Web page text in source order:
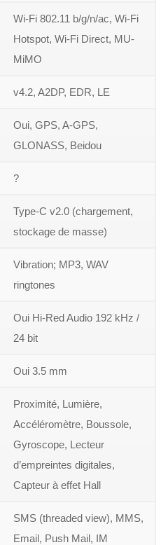
Wi-Fi 802.11 b/g/n/ac, Wi-Fi
Hotspot, Wi-Fi Direct, MU-
MiMO
v4.2, A2DP, EDR, LE
Oui, GPS, A-GPS,
GLONASS, Beidou
?
Type-C v2.0 (chargement,
stockage de masse)
Vibration; MP3, WAV
ringtones
Oui Hi-Red Audio 192 kHz /
24 bit
Oui 3.5 mm
Proximité, Lumière,
Accéléromètre, Boussole,
Gyroscope, Lecteur
d’empreintes digitales,
Capteur à effet Hall
SMS (threaded view), MMS,
Email, Push Mail, IM